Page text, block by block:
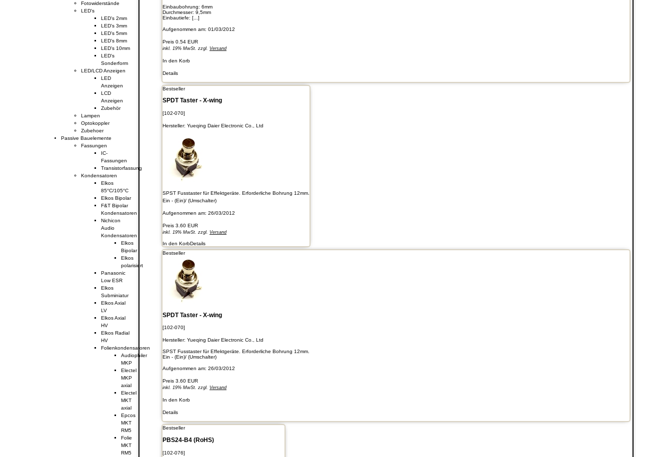
Einbaubohrung: 6mm
Durchmesser: 9,5mm
Einbautiefe: [...]
Aufgenommen am: 01/03/2012
Preis 0.54 EUR
inkl. 19% MwSt. zzgl. Versand
In den Korb
Details
Bestseller
SPDT Taster - X-wing
[102-070]
Hersteller: Yueqing Daier Electronic Co., Ltd
SPST Fusstaster für Effektgeräte. Erforderliche Bohrung 12mm.
Ein - (Ein)/ (Umschalter)
Aufgenommen am: 26/03/2012
Preis 3.60 EUR
inkl. 19% MwSt. zzgl. Versand
In den KorbDetails
Bestseller
SPDT Taster - X-wing
[102-070]
Hersteller: Yueqing Daier Electronic Co., Ltd
SPST Fusstaster für Effektgeräte. Erforderliche Bohrung 12mm.
Ein - (Ein)/ (Umschalter)
Aufgenommen am: 26/03/2012
Preis 3.60 EUR
inkl. 19% MwSt. zzgl. Versand
In den Korb
Details
Bestseller
PBS24-B4 (RoHS)
[102-076]
Fotowiderstände
LED's
LED's 2mm
LED's 3mm
LED's 5mm
LED's 8mm
LED's 10mm
LED's
Sonderform
LED/LCD Anzeigen
LED
Anzeigen
LCD
Anzeigen
Zubehör
Lampen
Optokoppler
Zubehoer
Passive Bauelemente
Fassungen
IC-
Fassungen
Transistorfassung
Kondensatoren
Elkos
85°C/105°C
Elkos Bipolar
F&T Bipolar
Kondensatoren
Nichicon
Audio
Kondensatoren
Elkos
Bipolar
Elkos
polarisiert
Panasonic
Low ESR
Elkos
Subminiatur
Elkos Axial
LV
Elkos Axial
HV
Elkos Radial
HV
Folienkondensatoren
Audiophiler
MKP
Electel
MKP
axial
Electel
MKT
axial
Epcos
MKT
RM5
Folie
MKT
RM5